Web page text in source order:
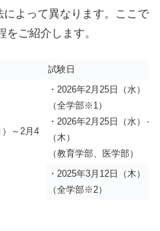
よって異なります。ここで
ご紹介します。
試験日
）～2月4
・2026年2月25日（水）
（全学部※1）
・2026年2月25日（水）～
（木）
（教育学部、医学部）
・2025年3月12日（木）
（全学部※2）